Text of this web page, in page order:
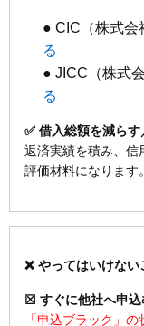
● CIC（株式
る
● JICC（株式
る
✅ 借入総額を減ら
返済実績を積み、信
評価材料になります。
❌ やってはいけない
☒ すぐに他社へ申込
「申込ブラック」